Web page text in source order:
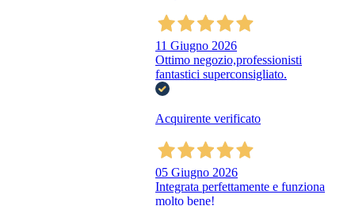
11 Giugno 2026
Ottimo negozio,professionisti
fantastici superconsigliato.
Acquirente verificato
05 Giugno 2026
Integrata perfettamente e funziona
molto bene!